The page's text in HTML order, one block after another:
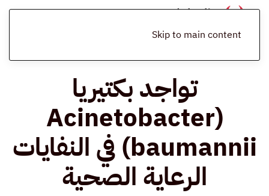
Skip to main content
baumannii) في النفايات الرعاية الصحية
تواجد بكتيريا
(Acinetobacter
baumannii) في النفايات
الرعاية الصحية